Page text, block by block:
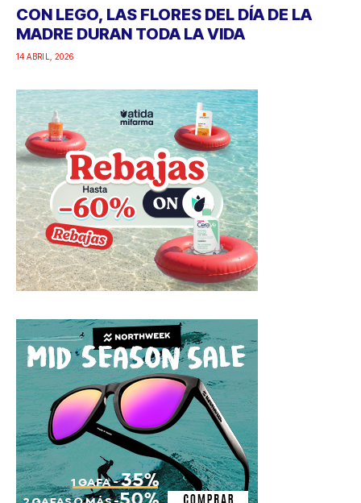
CON LEGO, LAS FLORES DEL DÍA DE LA
MADRE DURAN TODA LA VIDA
14 ABRIL, 2026